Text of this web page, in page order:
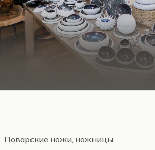
Поварские ножи, ножницы